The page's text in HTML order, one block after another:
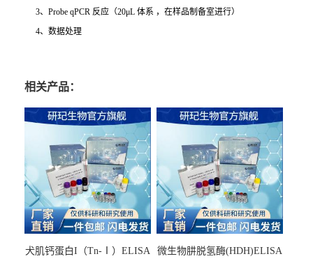
3、Probe qPCR 反应（20μL 体系 ，在样品制备室进行）
4、数据处理
相关产品：
犬肌钙蛋白I（Tn-Ⅰ）ELISA
微生物肼脱氢酶(HDH)ELISA